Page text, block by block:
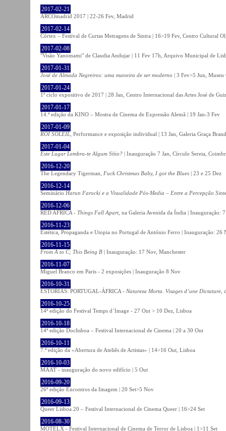
2017-02-21
ARCOmadrid 2017 | 22-26 Fev, Madrid
2017-02-14
Córtex – Festival de Curtas Metragens de Sintra | 16>19 Fev, Centro Cultural
2017-02-08
"Visão Yanomami" de Claudia Andujar | 11 Fev 17h, Arquivo Municipal de
2017-01-31
José de Almada Negreiros: uma maneira de ser moderno | 3 Fev>5 Jun,
2017-01-24
1º ciclo expositivo de 2017 | 28 Jan, Centro Internacional das Artes José de
2017-01-17
14.ª edição da KINO – Mostra de Cinema de Expressão Alemã | 19 Jan-3 Fev
2017-01-09
ROI SOLEIL , Performance e exposição individual | 13 Jan, Galeria Graça
2017-01-04
Este Lugar Lembra-te Algum Sítio? | Inauguração 7 Jan, Círculo Sereia,
2016-12-20
The Legendary Tigerman, Fuck Christmas Baby, I got the Blues | 23 e 25 Dez
2016-12-14
Seminário Harun Farocki e a Visualidade Pós-Media – Entre a Percepção
2016-12-06
RED AFRICA - Things Fall Apart , na Galeria Avenida da Índia | Inauguração:
2016-11-23
Estética, Propaganda e Utopia no Portugal de António Ferro | Inauguração: 26
2016-11-15
From A to C; This Being B | Inauguração: 17 Nov, Manchester
2016-11-07
Miguel Branco em Paris - 2 exposições | Inauguração 8 Nov
2016-10-31
ESTÓRIAS: PORTUGAL-ÁFRICA - Natureza Morta. Visages d’une Dictature
2016-10-25
14ª edição do Festival Temps d´Image - 27 Out > 10 Dez, Lisboa
2016-10-18
14ª edição Doclisboa – Festival Internacional de Cinema | 20 a 30 Out
2016-10-11
7.ª edição da «Abertura de Ateliês de Artistas» | 14>16 Out, Lisboa
2016-10-03
MAAT - inauguração do novo edifício | 5 Out
2016-09-20
26ª edição Encontros da Imagem | 20 Set>5 Nov
2016-09-13
Queer Lisboa 20 – Festival Internacional de Cinema Queer | 16>24 Set
2016-08-30
MOTELX - Festival Internacional de Cinema de Terror de Lisboa | 1>11 Set